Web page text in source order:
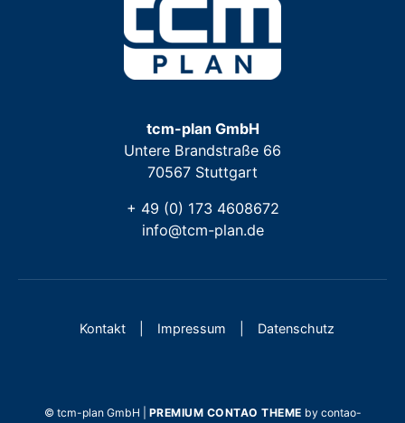
tcm-plan GmbH
Untere Brandstraße 66
70567 Stuttgart
+ 49 (0) 173 4608672
info@tcm-plan.de
Kontakt Impressum Datenschutz
© tcm-plan GmbH | PREMIUM CONTAO THEME by contao-